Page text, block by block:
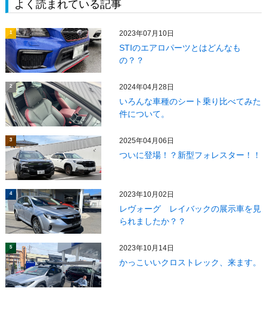
よく読まれている記事
1 2023年07月10日
STIのエアロパーツとはどんなも
の？？
2 2024年04月28日
いろんな車種のシート乗り比べてみた
件について。
3 2025年04月06日
ついに登場！？新型フォレスター！！
4 2023年10月02日
レヴォーグ レイバックの展示車を見
られましたか？？
5 2023年10月14日
かっこいいクロストレック、来ます。